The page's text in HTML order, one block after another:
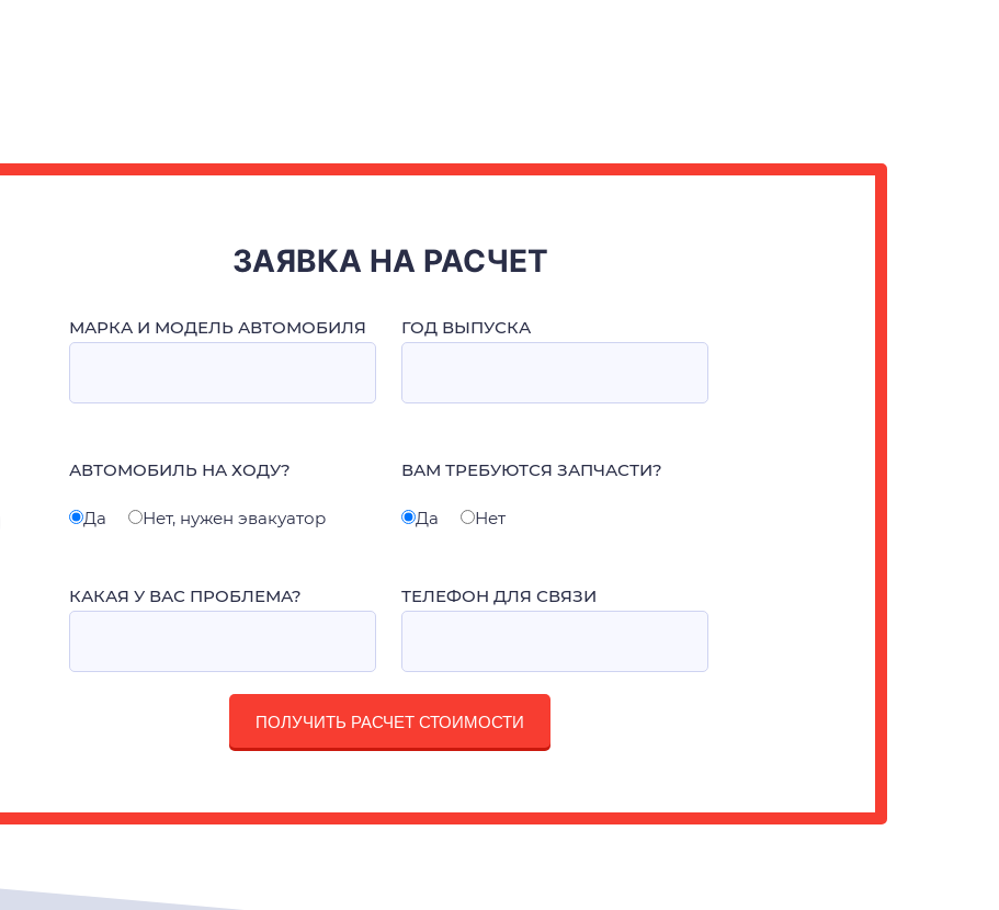
ЗАЯВКА НА РАСЧЕТ
МАРКА И МОДЕЛЬ АВТОМОБИЛЯ ГОД ВЫПУСКА
АВТОМОБИЛЬ НА ХОДУ?
Да Нет, нужен эвакуатор
ВАМ ТРЕБУЮТСЯ ЗАПЧАСТИ?
Да Нет
КАКАЯ У ВАС ПРОБЛЕМА? ТЕЛЕФОН ДЛЯ СВЯЗИ
ПОЛУЧИТЬ РАСЧЕТ СТОИМОСТИ